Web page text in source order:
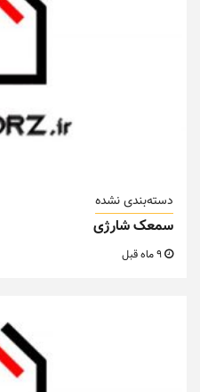
دسته‌بندی نشده
سمعک شارژی